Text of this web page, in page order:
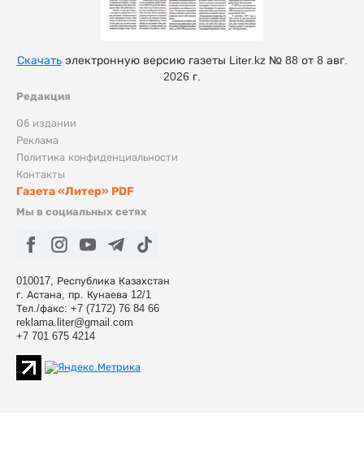
Редакция
Об издании
Реклама
Политика конфиденциальности
Контакты
Газета «Литер» PDF
Мы в социальных сетях
010017, Республика Казахстан
г. Астана, пр. Кунаева 12/1
Тел./факс: +7 (7172) 76 84 66
reklama.liter@gmail.com
+7 701 675 4214
Скачатьэлектронную версию газеты Liter.kz № 88 от 8 авг.
2026 г.